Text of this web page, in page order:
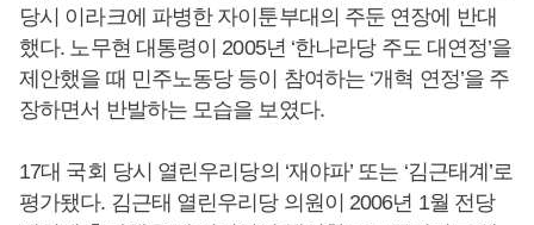
당시 이라크에 파병한 자이툰부대의 주둔 연장에 반대
했다. 노무현 대통령이 2005년 ‘한나라당 주도 대연정’을
제안했을 때 민주노동당 등이 참여하는 ‘개혁 연정’을 주
장하면서 반발하는 모습을 보였다.
17대 국회 당시 열린우리당의 ‘재야파’ 또는 ‘김근태계’로
평가됐다. 김근태 열린우리당 의원이 2006년 1월 전당